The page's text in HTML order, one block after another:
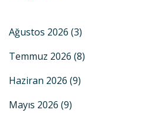
Ağustos 2026 (3)
Temmuz 2026 (8)
Haziran 2026 (9)
Mayıs 2026 (9)